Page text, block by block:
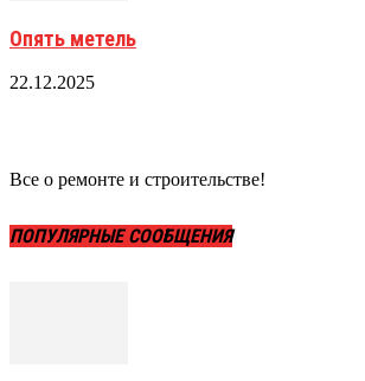
Опять метель
22.12.2025
Все о ремонте и строительстве!
ПОПУЛЯРНЫЕ СООБЩЕНИЯ